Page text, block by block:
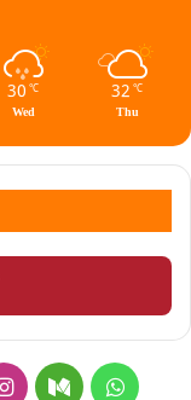
30 ℃
Wed
32 ℃
Thu